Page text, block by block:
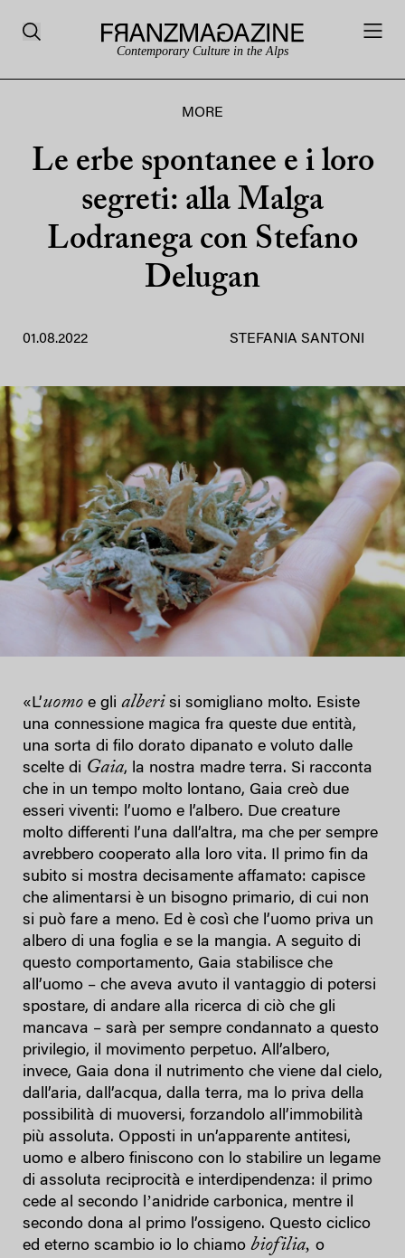
Contemporary Culture in the Alps
MORE
Le erbe spontanee e i loro
segreti: alla Malga
Lodranega con Stefano
Delugan
01.08.2022 STEFANIA SANTONI
«L’uomo e gli alberi si somigliano molto. Esiste
una connessione magica fra queste due entità,
una sorta di filo dorato dipanato e voluto dalle
scelte di Gaia, la nostra madre terra. Si racconta
che in un tempo molto lontano, Gaia creò due
esseri viventi: l’uomo e l’albero. Due creature
molto differenti l’una dall’altra, ma che per sempre
avrebbero cooperato alla loro vita. Il primo fin da
subito si mostra decisamente affamato: capisce
che alimentarsi è un bisogno primario, di cui non
si può fare a meno. Ed è così che l’uomo priva un
albero di una foglia e se la mangia. A seguito di
questo comportamento, Gaia stabilisce che
all’uomo – che aveva avuto il vantaggio di potersi
spostare, di andare alla ricerca di ciò che gli
mancava – sarà per sempre condannato a questo
privilegio, il movimento perpetuo. All’albero,
invece, Gaia dona il nutrimento che viene dal cielo,
dall’aria, dall’acqua, dalla terra, ma lo priva della
possibilità di muoversi, forzandolo all’immobilità
più assoluta. Opposti in un’apparente antitesi,
uomo e albero finiscono con lo stabilire un legame
di assoluta reciprocità e interdipendenza: il primo
cede al secondo lʼanidride carbonica, mentre il
secondo dona al primo l’ossigeno. Questo ciclico
ed eterno scambio io lo chiamo biofilia, o